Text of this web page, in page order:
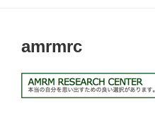
amrmrc